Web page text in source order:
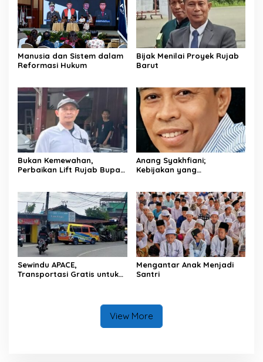
Manusia dan Sistem dalam
Reformasi Hukum
Bijak Menilai Proyek Rujab
Barut
Bukan Kemewahan,
Perbaikan Lift Rujab Bupati
Anang Syakhfiani;
Kebijakan yang
Sewindu APACE,
Transportasi Gratis untuk
Mengantar Anak Menjadi
Santri
View More